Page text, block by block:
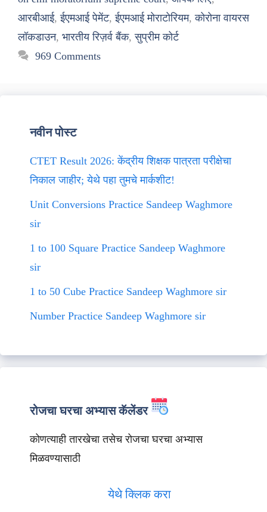
आरबीआई,ईएमआई पेमेंट,ईएमआई मोराटोरियम,कोरोना वायरस
लॉकडाउन, भारतीय रिज़र्व बैंक,सुप्रीम कोर्ट
969 Comments
नवीन पोस्ट
CTET Result 2026: केंद्रीय शिक्षक पात्रता परीक्षेचा
निकाल जाहीर; येथे पहा तुमचे मार्कशीट!
Unit Conversions Practice Sandeep Waghmore
sir
1 to 100 Square Practice Sandeep Waghmore
sir
1 to 50 Cube Practice Sandeep Waghmore sir
Number Practice Sandeep Waghmore sir
रोजचा घरचा अभ्यास कॅलेंडर
कोणत्याही तारखेचा तसेच रोजचा घरचा अभ्यास
मिळवण्यासाठी
येथे क्लिक करा